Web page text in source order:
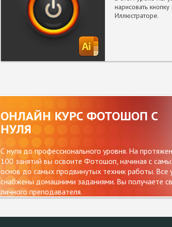
нарисовать кнопку
Иллюстраторе.
ОНЛАЙН КУРС ФОТОШОП С
НУЛЯ
С нуля до профессионального уровня. На
100 занятий вы освоите Фотошоп, начиная с
основ до самых продвинутых техник работы. Все
снабжены домашними заданиями. Вы получаете
личного преподавателя.